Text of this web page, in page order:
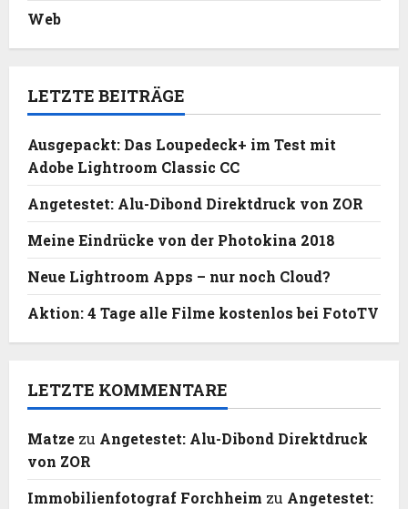
Web
LETZTE BEITRÄGE
Ausgepackt: Das Loupedeck+ im Test mit
Adobe Lightroom Classic CC
Angetestet: Alu-Dibond Direktdruck von ZOR
Meine Eindrücke von der Photokina 2018
Neue Lightroom Apps – nur noch Cloud?
Aktion: 4 Tage alle Filme kostenlos bei FotoTV
LETZTE KOMMENTARE
Matze zu Angetestet: Alu-Dibond Direktdruck
von ZOR
Immobilienfotograf Forchheim zu Angetestet: